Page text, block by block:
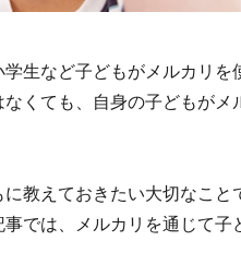
生など子どもがメルカリを
くても、自身の子どもがメ
教えておきたい大切なこ
では、メルカリを通じて